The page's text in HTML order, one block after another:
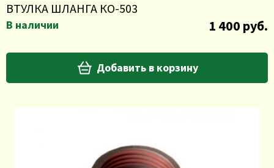
ВТУЛКА ШЛАНГА КО-503
В наличии 1 400 руб.
Добавить в корзину